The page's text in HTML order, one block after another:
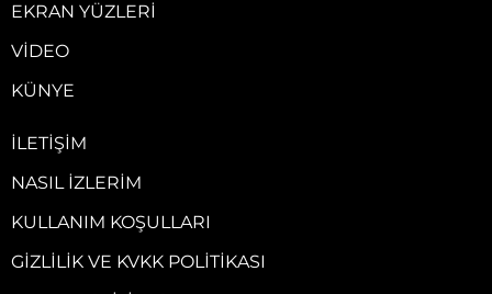
EKRAN YÜZLERI
VIDEO
KÜNYE
İLETIŞIM
NASIL İZLERIM
KULLANIM KOŞULLARI
GIZLILIK VE KVKK POLITIKASI